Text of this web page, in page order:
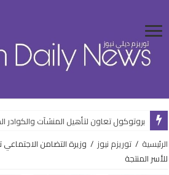
بروتوكول تعاون لتأهيل المنشآت والكوادر
الرئيسية / توريزم نيوز / وزيرة التضامن
للأسر المنتجة